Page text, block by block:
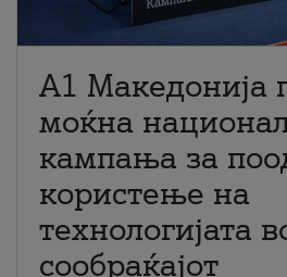
A1 Македонија
моќна
кампања за
користење на
технологијата
сообраќајот